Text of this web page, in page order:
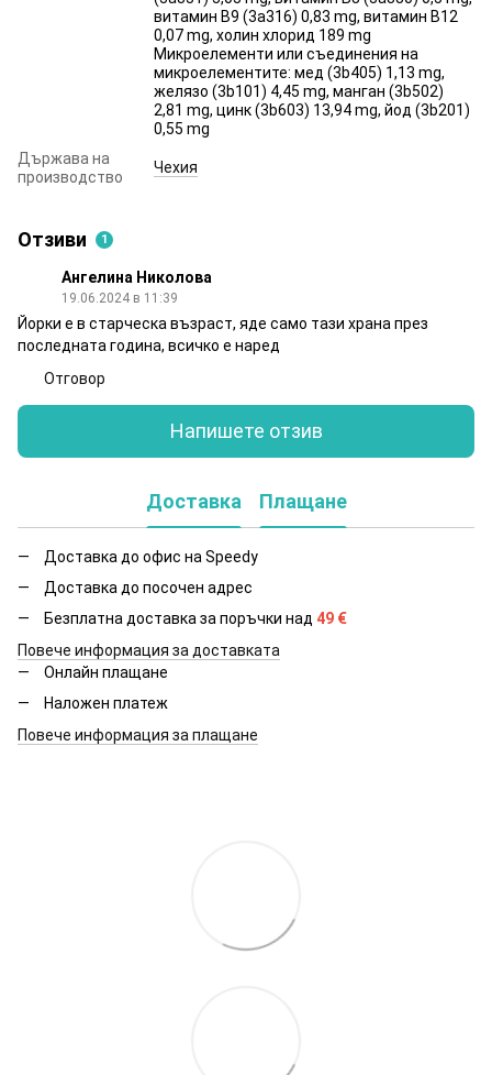
витамин B9 (3a316) 0,83 mg, витамин B12
0,07 mg, холин хлорид 189 mg
Микроелементи или съединения на
микроелементите: мед (3b405) 1,13 mg,
желязо (3b101) 4,45 mg, манган (3b502)
2,81 mg, цинк (3b603) 13,94 mg, йод (3b201)
0,55 mg
Държава на
производство
Чехия
Отзиви 1
Ангелина Николова
19.06.2024 в 11:39
Йорки е в старческа възраст, яде само тази храна през
последната година, всичко е наред
Отговор
Напишете отзив
Доставка Плащане
Доставка до офис на Speedy
Доставка до посочен адрес
Безплатна доставка за поръчки над 49 €
Повече информация за доставката
Онлайн плащане
Наложен платеж
Повече информация за плащане